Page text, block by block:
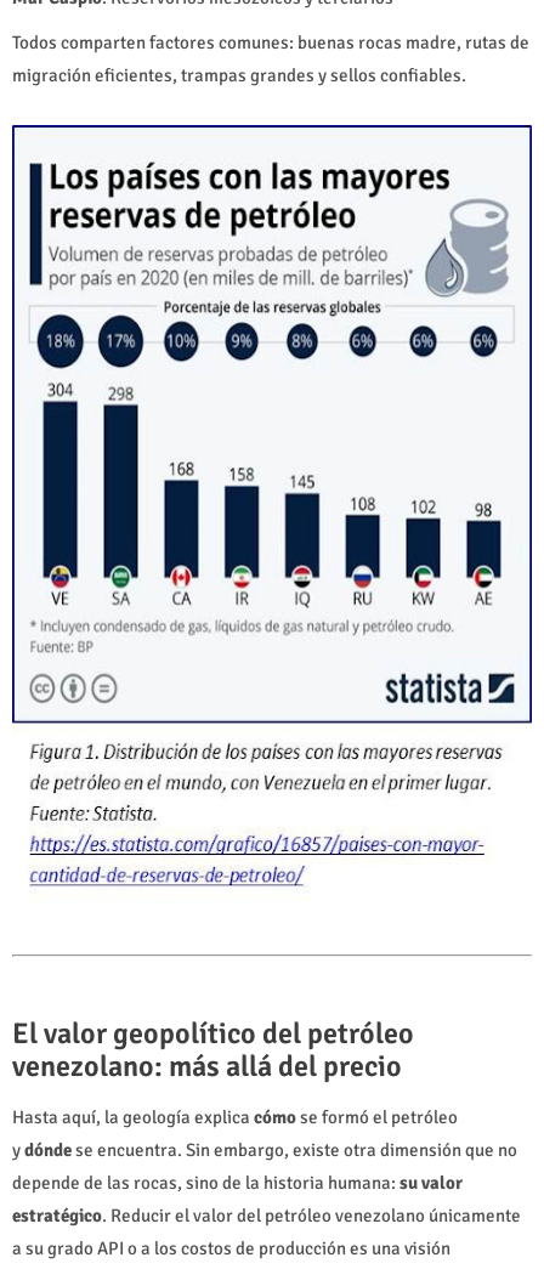
Todos comparten factores comunes: buenas rocas madre, rutas de
migración eficientes, trampas grandes y sellos confiables.
El valor geopolítico del petróleo
venezolano: más allá del precio
Hasta aquí, la geología explica cómose formó el petróleo
ydóndese encuentra. Sin embargo, existe otra dimensión que no
depende de las rocas, sino de la historia humana: su valor
estratégico. Reducir el valor del petróleo venezolano únicamente
a su grado API o a los costos de producción es una visión